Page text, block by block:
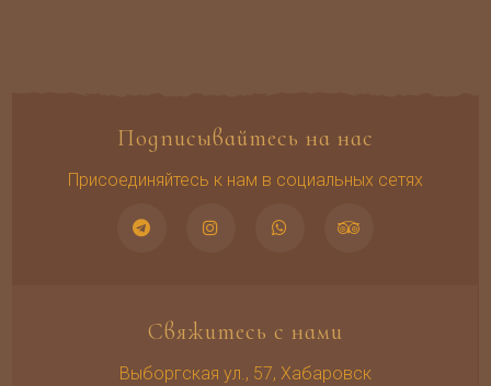
Подписывайтесь на нас
Присоединяйтесь к нам в социальных сетях
Свяжитесь с нами
Выборгская ул., 57, Хабаровск